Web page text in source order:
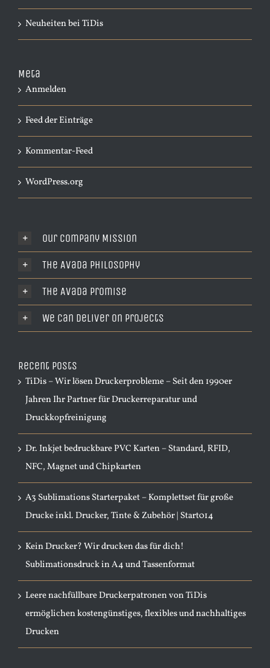
Neuheiten bei TiDis
Meta
Anmelden
Feed der Einträge
Kommentar-Feed
WordPress.org
Our Company Mission
The Avada Philosophy
The Avada Promise
We Can Deliver On Projects
Recent Posts
TiDis – Wir lösen Druckerprobleme – Seit den 1990er
Jahren Ihr Partner für Druckerreparatur und
Druckkopfreinigung
Dr. Inkjet bedruckbare PVC Karten – Standard, RFID,
NFC, Magnet und Chipkarten
A3 Sublimations Starterpaket – Komplettset für große
Drucke inkl. Drucker, Tinte & Zubehör | Start014
Kein Drucker? Wir drucken das für dich!
Sublimationsdruck in A4 und Tassenformat
Leere nachfüllbare Druckerpatronen von TiDis
ermöglichen kostengünstiges, flexibles und nachhaltiges
Drucken